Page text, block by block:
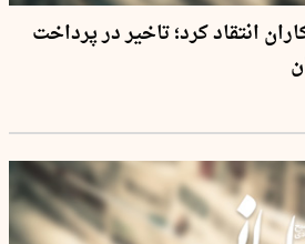
انتقاد کرد؛ تاخیر در پرداخت